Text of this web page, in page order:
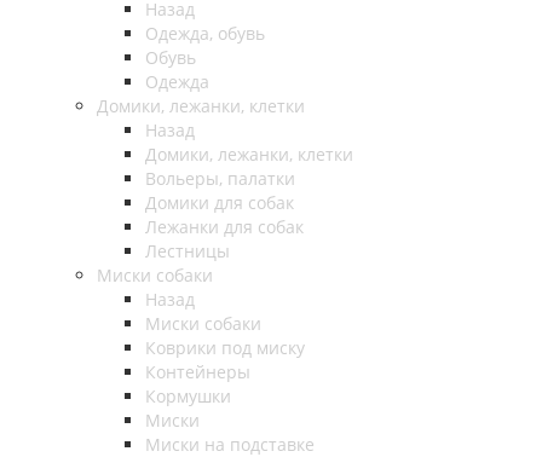
Назад
Одежда, обувь
Обувь
Одежда
Домики, лежанки, клетки
Назад
Домики, лежанки, клетки
Вольеры, палатки
Домики для собак
Лежанки для собак
Лестницы
Миски собаки
Назад
Миски собаки
Коврики под миску
Контейнеры
Кормушки
Миски
Миски на подставке